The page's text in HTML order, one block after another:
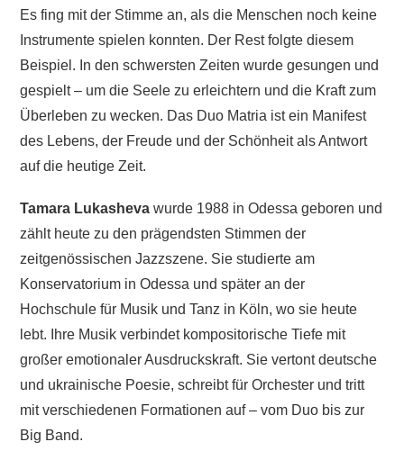
Es fing mit der Stimme an, als die Menschen noch keine
Instrumente spielen konnten. Der Rest folgte diesem
Beispiel. In den schwersten Zeiten wurde gesungen und
gespielt – um die Seele zu erleichtern und die Kraft zum
Überleben zu wecken. Das Duo Matria ist ein Manifest
des Lebens, der Freude und der Schönheit als Antwort
auf die heutige Zeit.
Tamara Lukasheva wurde 1988 in Odessa geboren und
zählt heute zu den prägendsten Stimmen der
zeitgenössischen Jazzszene. Sie studierte am
Konservatorium in Odessa und später an der
Hochschule für Musik und Tanz in Köln, wo sie heute
lebt. Ihre Musik verbindet kompositorische Tiefe mit
großer emotionaler Ausdruckskraft. Sie vertont deutsche
und ukrainische Poesie, schreibt für Orchester und tritt
mit verschiedenen Formationen auf – vom Duo bis zur
Big Band.